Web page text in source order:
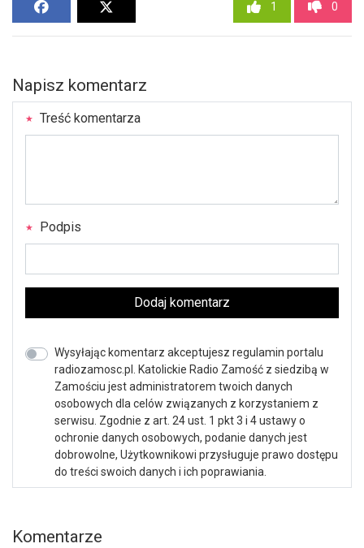
1 0
Napisz komentarz
Treść komentarza
Podpis
Dodaj komentarz
Wysyłając komentarz akceptujesz regulamin portalu
radiozamosc.pl. Katolickie Radio Zamość z siedzibą w
Zamościu jest administratorem twoich danych
osobowych dla celów związanych z korzystaniem z
serwisu. Zgodnie z art. 24 ust. 1 pkt 3 i 4 ustawy o
ochronie danych osobowych, podanie danych jest
dobrowolne, Użytkownikowi przysługuje prawo dostępu
do treści swoich danych i ich poprawiania.
Komentarze